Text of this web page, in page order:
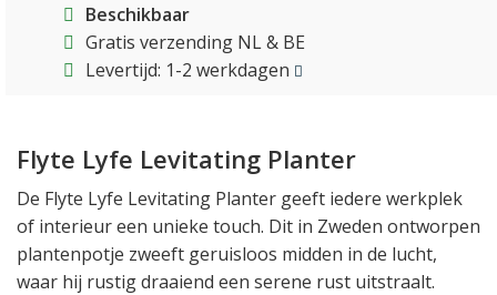
Beschikbaar
Gratis verzending NL & BE
Levertijd: 1-2 werkdagen
Flyte Lyfe Levitating Planter
De Flyte Lyfe Levitating Planter geeft iedere werkplek
of interieur een unieke touch. Dit in Zweden ontworpen
plantenpotje zweeft geruisloos midden in de lucht,
waar hij rustig draaiend een serene rust uitstraalt.